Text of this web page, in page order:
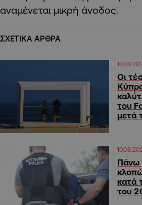
αναμένεται μικρή άνοδος.
ΣΧΕΤΙΚΑ ΑΡΘΡΑ
Οι
του
μετά
Πάνω
κατά
του